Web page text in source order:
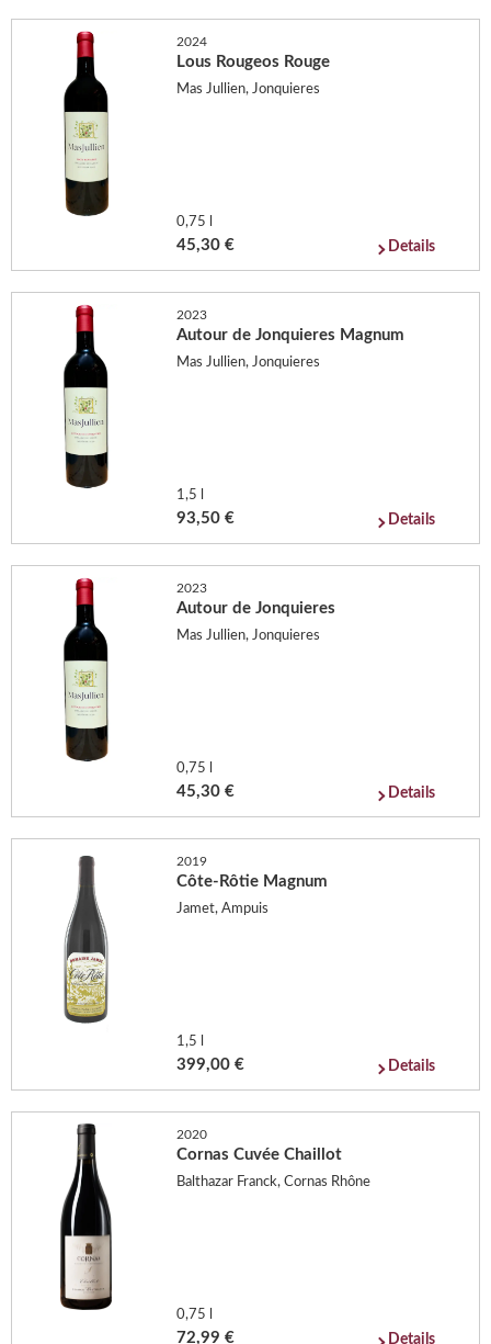
2024
Lous Rougeos Rouge
Mas Jullien, Jonquieres
0,75 l
45,30 € Details
2023
Autour de Jonquieres Magnum
Mas Jullien, Jonquieres
1,5 l
93,50 € Details
2023
Autour de Jonquieres
Mas Jullien, Jonquieres
0,75 l
45,30 € Details
2019
Côte-Rôtie Magnum
Jamet, Ampuis
1,5 l
399,00 € Details
2020
Cornas Cuvée Chaillot
Balthazar Franck, Cornas Rhône
0,75 l
72,99 € Details